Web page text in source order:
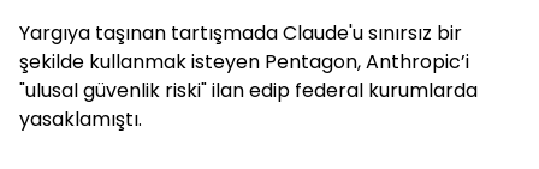
Yargıya taşınan tartışmada Claude'u sınırsız bir
şekilde kullanmak isteyen Pentagon, Anthropic’i
"ulusal güvenlik riski" ilan edip federal kurumlarda
yasaklamıştı.